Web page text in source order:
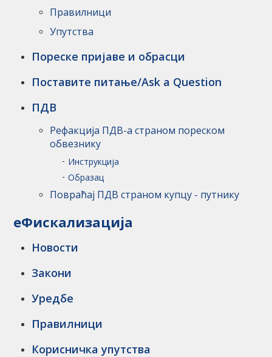
Правилници
Упутства
Пореске пријаве и обрасци
Поставите питање/Ask a Question
ПДВ
Рефакција ПДВ-а страном пореском
обвезнику
Инструкцијa
Образац
Повраћај ПДВ страном купцу - путнику
еФискализација
Новости
Закони
Уредбе
Правилници
Корисничка упутства